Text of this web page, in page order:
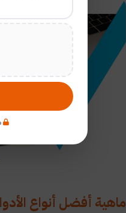
ماهية أفضل أنواع